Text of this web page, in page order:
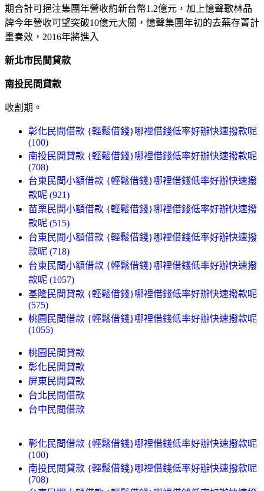
期合計可挹注集團年營收約新台幣1.2億元，加上憶聲歌林品
牌今年營收可望突破10億元大關，憶聲集團年初的去蕪存菁計
畫奏效，2016年將進入
新北市民間貸款
南投民間貸款
收割期。
彰化民間借款 {輕鬆借錢}哪裡借錢低率好辦快速撥款呢
(100)
南投民間貸款 {輕鬆借錢}哪裡借錢低率好辦快速撥款呢
(708)
台東民間小額借款 {輕鬆借錢}哪裡借錢低率好辦快速撥
款呢 (921)
苗栗民間小額借款 {輕鬆借錢}哪裡借錢低率好辦快速撥
款呢 (515)
台東民間小額借款 {輕鬆借錢}哪裡借錢低率好辦快速撥
款呢 (718)
台東民間小額借款 {輕鬆借錢}哪裡借錢低率好辦快速撥
款呢 (1057)
基隆民間貸款 {輕鬆借錢}哪裡借錢低率好辦快速撥款呢
(575)
桃園民間借款 {輕鬆借錢}哪裡借錢低率好辦快速撥款呢
(1055)
桃園民間貸款
彰化民間貸款
屏東民間貸款
台北民間借款
台中民間借款
彰化民間借款 {輕鬆借錢}哪裡借錢低率好辦快速撥款呢
(100)
南投民間貸款 {輕鬆借錢}哪裡借錢低率好辦快速撥款呢
(708)